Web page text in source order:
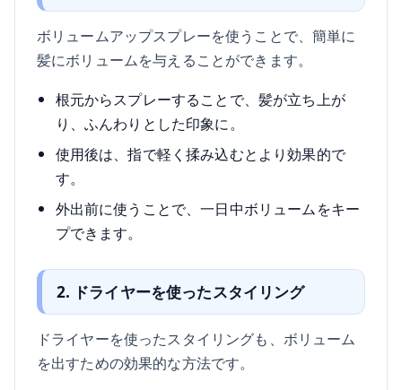
ボリュームアップスプレーを使うことで、簡単に
髪にボリュームを与えることができます。
根元からスプレーすることで、髪が立ち上が
り、ふんわりとした印象に。
使用後は、指で軽く揉み込むとより効果的で
す。
外出前に使うことで、一日中ボリュームをキー
プできます。
2. ドライヤーを使ったスタイリング
ドライヤーを使ったスタイリングも、ボリューム
を出すための効果的な方法です。